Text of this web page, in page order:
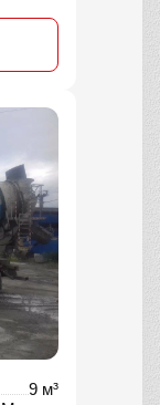
7 м³
Насос
высоту